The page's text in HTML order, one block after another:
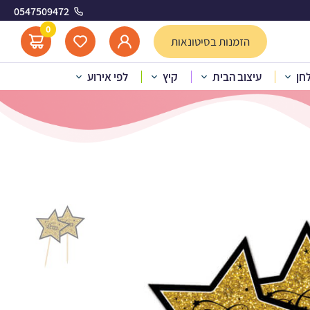
0547509472
הזמנות בסיטונאות
0
עיצוב הבית קיץ לפי אירוע